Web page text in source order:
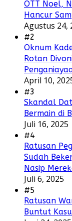
OTT Noel,
Hancur
Agustus 24,
#2
Oknum
Rotan
April 10,
#3
Skandal
Bermain di
Juli 16, 2025
#4
Ratusan
Sudah
Nasip
Juli 6, 2025
#5
Ratusan
Buntut